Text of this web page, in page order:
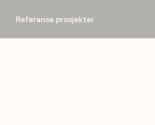
Referanse prosjekter